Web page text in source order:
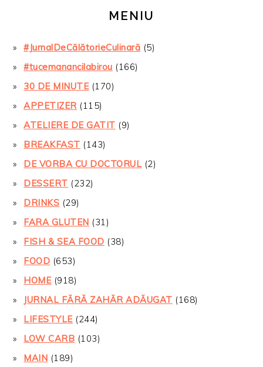
MENIU
#JurnalDeCălătorieCulinară (5)
#tucemanancilabirou (166)
30 DE MINUTE(170)
APPETIZER(115)
ATELIERE DE GATIT (9)
BREAKFAST (143)
DE VORBA CU DOCTORUL (2)
DESSERT (232)
DRINKS (29)
FARA GLUTEN (31)
FISH & SEA FOOD (38)
FOOD (653)
HOME(918)
JURNAL FĂRĂ ZAHĂR ADĂUGAT (168)
LIFESTYLE(244)
LOW CARB (103)
MAIN (189)